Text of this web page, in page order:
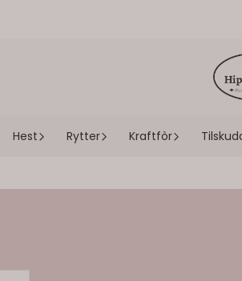
Hest Rytter Kraftfòr